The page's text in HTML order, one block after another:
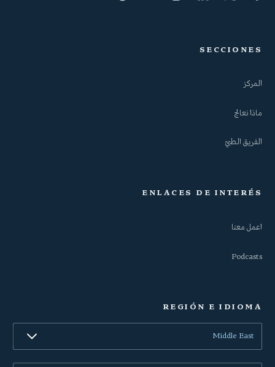
SECCIONES
المركز
ماذا نعالج
الفريق الطبيّ
ENLACES DE INTERÉS
اعمل معنا
Podcasts
REGIÓN E IDIOMA
Middle East